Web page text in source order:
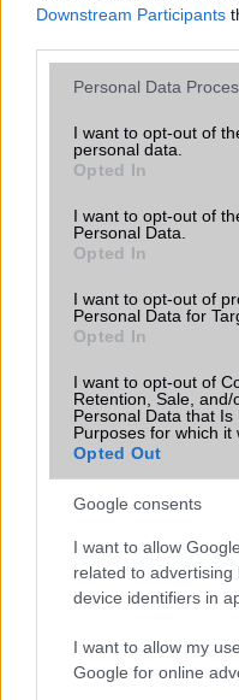
Downstream Participants
Please note that this
not limited to your visit or
grant or deny consent to
use your data for below
consent section.
Personal Data
I want to opt-out of
personal data.
Opted In
I want to opt-out of
Personal Data.
Opted In
I want to opt-out of
Personal Data for
Opted In
I want to opt-out of
Retention, Sale,
Personal Data that
Purposes for which it
Opted Out
Google consents
I want to allow
related to
device identifiers in
I want to allow my
Google for online
Vibra jelzés
SIM-ek száma
Flight mode
Terület
Funkciók
Brand
Védelem
Limited Edition
SAR
N/A = Nincs adat. Legutóbbi